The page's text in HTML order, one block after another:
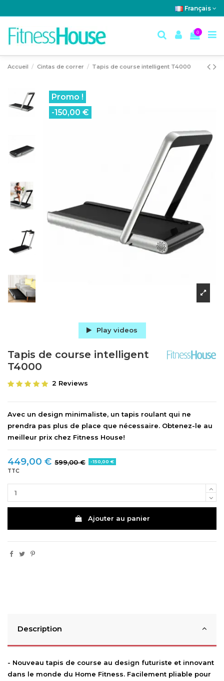
Français
0
Accueil Cintas de correr Tapis de course intelligent T4000
Promo !
-150,00 €
Play videos
Tapis de course intelligent
T4000
2 Reviews
Avec un design minimaliste, un tapis roulant qui ne
prendra pas plus de place que nécessaire. Obtenez-le au
meilleur prix chez Fitness House!
449,00 € 599,00 € -150,00 €
TTC
Ajouter au panier
Description
- Nouveau tapis de course au design futuriste et innovant
dans le monde du Home Fitness. Facilement pliable pour